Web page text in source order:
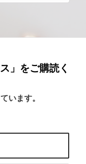
」をご購読く
います。